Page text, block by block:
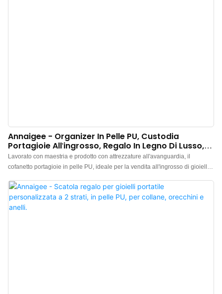
Annaigee - Organizer In Pelle PU, Custodia
Portagioie All'ingrosso, Regalo In Legno Di Lusso,
Scatola Portagioie Da Viaggio Personalizzata
Lavorato con maestria e prodotto con attrezzature all'avanguardia, il
cofanetto portagioie in pelle PU, ideale per la vendita all'ingrosso di gioielli,
riscuote sempre più successo tra i clienti. I materiali di altissima qualità
contribuiscono alle sue prestazioni superiori.